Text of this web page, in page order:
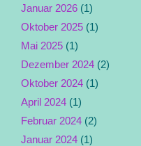
Januar 2026 (1)
Oktober 2025 (1)
Mai 2025 (1)
Dezember 2024 (2)
Oktober 2024 (1)
April 2024 (1)
Februar 2024 (2)
Januar 2024 (1)